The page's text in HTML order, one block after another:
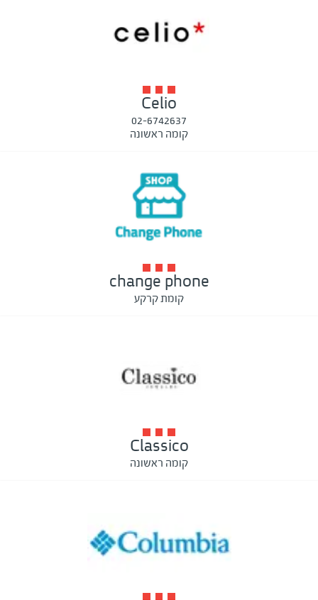
Celio
02-6742637
קומה ראשונה
change phone
קומת קרקע
Classico
קומה ראשונה